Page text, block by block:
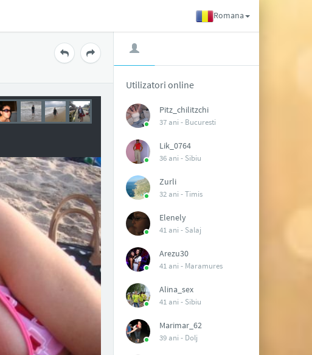
Romana
Utilizatori online
Pitz_chilitzchi
37 ani - Bucuresti
Lik_0764
36 ani - Sibiu
Zurli
32 ani -Timis
Elenely
41 ani - Salaj
Arezu30
41 ani - Maramures
Alina_sex
41 ani - Sibiu
Marimar_62
39 ani - Dolj